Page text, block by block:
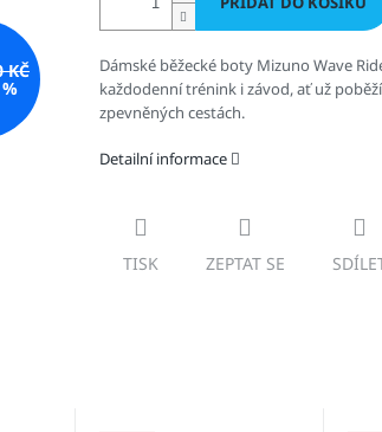
KČ
Dámské běžecké boty Mizuno Wave
každodenní trénink i závod, ať už
zpevněných cestách.
Detailní informace
TISK ZEPTAT SE